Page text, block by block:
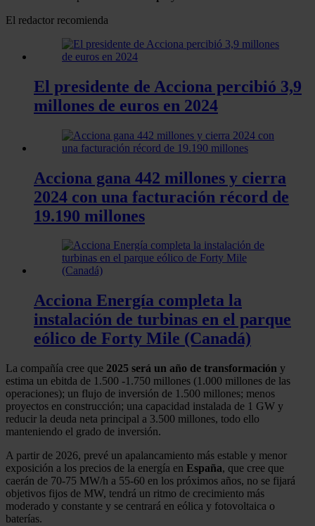
El redactor recomienda
El presidente de Acciona percibió 3,9
millones de euros en 2024
Acciona gana 442 millones y cierra
2024 con una facturación récord de
19.190 millones
Acciona Energía completa la
instalación de turbinas en el parque
eólico de Forty Mile (Canadá)
La compañía cree que 2025 será un año de transformación y
estima un ebitda de 1.500 -1.750 millones (1.000 millones de las
operaciones); un flujo de inversión de 1.500 millones; menos
proyectos en construcción; una capacidad instalada de 1 GW y
reducir la deuda neta principal a 3.500 millones, todo ello
manteniendo el grado de inversión.
A partir de 2026, prevé un apalancamiento más estable y menor
exposición a los precios de la energía en España, que cree que
caerán de 70-75 MW/h a 55-60 en los próximos años, no se fijará
objetivos fijos de MW, tendrá un ritmo de crecimiento más
moderado y constante y se centrará en eólica y fotovoltaica o
baterías.